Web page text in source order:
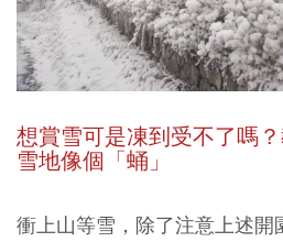
想賞雪可是凍到受不了嗎
雪地像個「蛹」
衝上山等雪，除了注意上述開